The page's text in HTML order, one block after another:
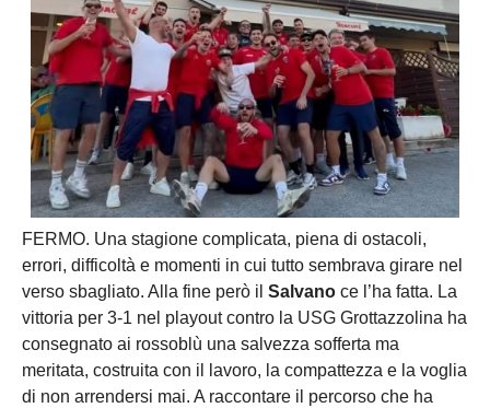
FERMO. Una stagione complicata, piena di ostacoli,
errori, difficoltà e momenti in cui tutto sembrava girare nel
verso sbagliato. Alla fine però il Salvano ce l’ha fatta. La
vittoria per 3-1 nel playout contro la USG Grottazzolina ha
consegnato ai rossoblù una salvezza sofferta ma
meritata, costruita con il lavoro, la compattezza e la voglia
di non arrendersi mai. A raccontare il percorso che ha